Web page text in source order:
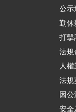
公示
勤休
打擊
法規
人權
法規
因
安全